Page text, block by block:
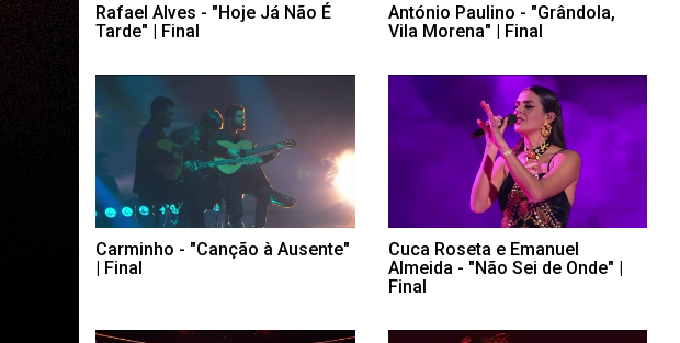
Rafael Alves - "Hoje Já Não É
Tarde" | Final
António Paulino - "Grândola,
Vila Morena" | Final
Carminho - "Canção à Ausente"
| Final
Cuca Roseta e Emanuel
Almeida - "Não Sei de Onde" |
Final